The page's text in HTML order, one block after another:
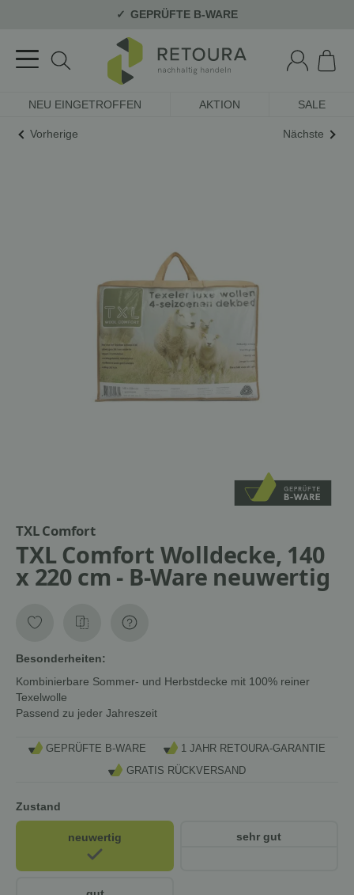
GEPRÜFTE B-WARE
NEU EINGETROFFEN AKTION SALE
Vorherige Nächste
TXL Comfort
TXL Comfort Wolldecke, 140
x 220 cm - B-Ware neuwertig
Besonderheiten:
Kombinierbare Sommer- und Herbstdecke mit 100% reiner
Texelwolle
Passend zu jeder Jahreszeit
GEPRÜFTE B-WARE
1 JAHR RETOURA-GARANTIE
GRATIS RÜCKVERSAND
Zustand
neuwertig sehr gut